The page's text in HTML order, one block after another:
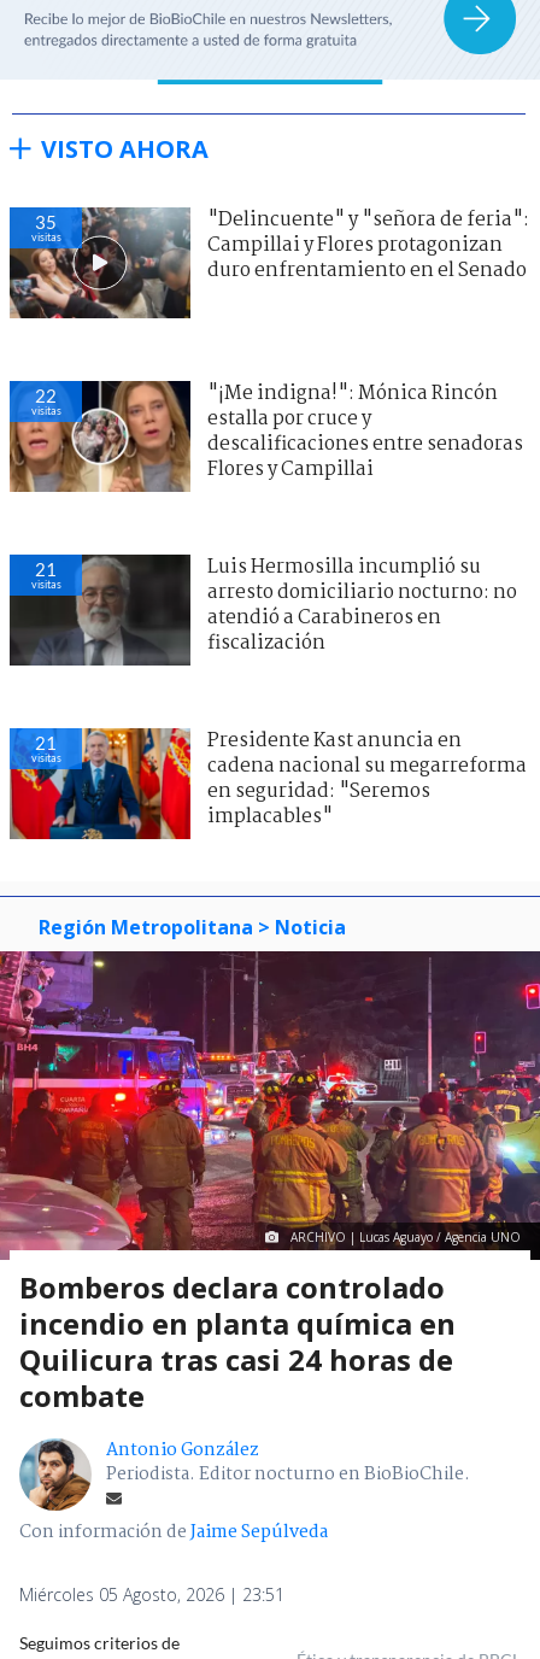
VISTO AHORA
35
visitas
"Delincuente" y "señora de feria":
Campillai y Flores protagonizan
duro enfrentamiento en el Senado
22
visitas
"¡Me indigna!": Mónica Rincón
estalla por cruce y
descalificaciones entre senadoras
Flores y Campillai
21
visitas
Luis Hermosilla incumplió su
arresto domiciliario nocturno: no
atendió a Carabineros en
fiscalización
21
visitas
Presidente Kast anuncia en
cadena nacional su megarreforma
en seguridad: "Seremos
implacables"
Región Metropolitana > Noticia
ARCHIVO | Lucas Aguayo / Agencia UNO
Bomberos declara controlado
incendio en planta química en
Quilicura tras casi 24 horas de
combate
Antonio González
Periodista. Editor nocturno en BioBioChile.
Con información deJaime Sepúlveda
Miércoles 05 Agosto, 2026 | 23:51
Seguimos criterios de